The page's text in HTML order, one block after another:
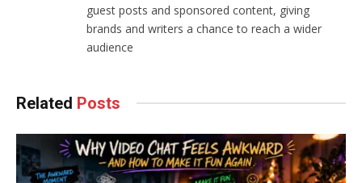
guest posts and sponsored content, giving
brands and writers a chance to reach a wider
audience
Related Posts